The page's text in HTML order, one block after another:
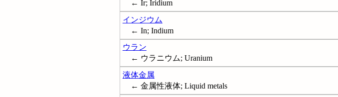
← Ir; Iridium
インジウム
← In; Indium
ウラン
← ウラニウム; Uranium
液体金属
← 金属性液体; Liquid metals